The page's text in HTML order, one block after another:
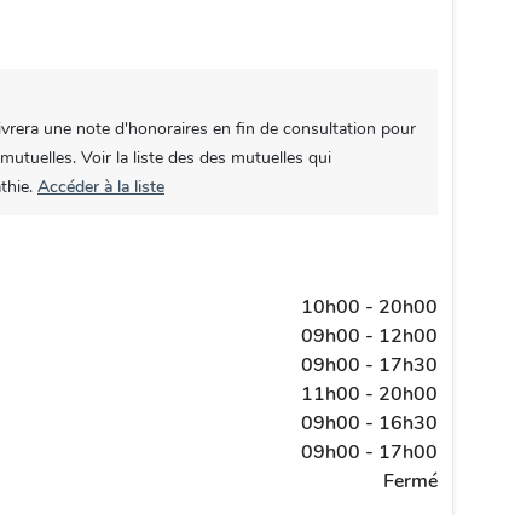
une note d'honoraires en fin de consultation pour
Voir la liste des des mutuelles qui
Accéder à la liste
10h00 - 20h00
09h00 - 12h00
09h00 - 17h30
11h00 - 20h00
09h00 - 16h30
09h00 - 17h00
Fermé